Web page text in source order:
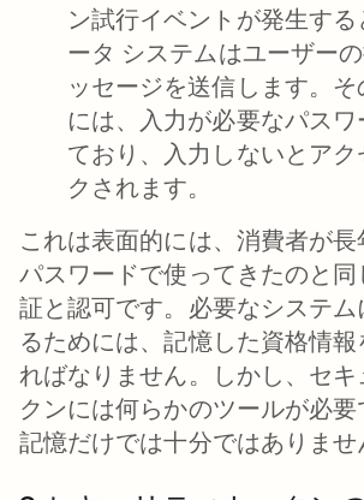
ン試行イベントが発生する
ータ システムはユーザー
ッセージを送信します。
には、入力が必要なパス
ており、入力しないとアク
クされます。
これは表面的には、消費者が
パスワードで使ってきたのと
証と認可です。必要なシステ
るためには、記憶した資格情
ればなりません。しかし、セ
クンには何らかのツールが必
記憶だけでは十分ではありませ